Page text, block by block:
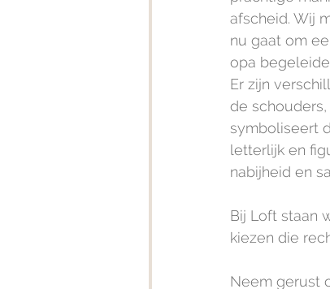
afscheid. Wij
nu gaat om
opa
Er zijn
de
symboliseert
letterlijk en
nabijheid en
Bij Loft staan
kiezen die
Neem gerust